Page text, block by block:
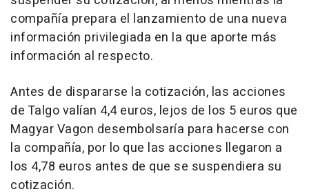
compañía prepara el lanzamiento de una nueva
información privilegiada en la que aporte más
información al respecto.
Antes de dispararse la cotización, las acciones
de Talgo valían 4,4 euros, lejos de los 5 euros que
Magyar Vagon desembolsaría para hacerse con
la compañía, por lo que las acciones llegaron a
los 4,78 euros antes de que se suspendiera su
cotización.